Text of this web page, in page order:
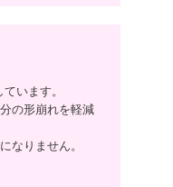
います。
の形崩れを軽減
なりません。